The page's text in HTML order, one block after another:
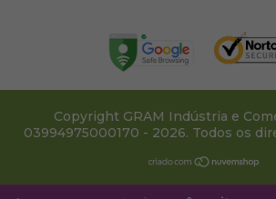
Copyright GRAM Indústria e
03994975000170 - 2026. Todos os